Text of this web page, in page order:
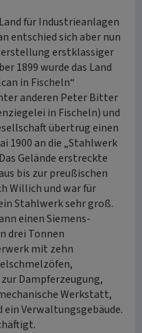
für Industrieanlagen
entschied sich aber nun
erstklassiger
1899 wurde das Land
in Fischeln“
anderen Peter Bitter
in Fischeln) und
übertrug einen
1900 an die „Stahlwerk
Gelände erstreckte
bis zur preußischen
Willich und war für
Stahlwerk sehr groß.
einen Siemens-
drei Tonnen
mit zehn
Dampferzeugung,
Werkstatt,
Verwaltungsgebäude.